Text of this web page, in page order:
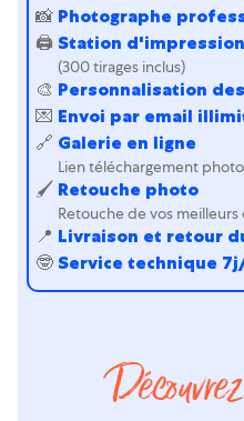
📸 Photographe
🖨 Station d'impression
(300 tirages inclus)
🎨 Personnalisation
💌 Envoi par email
🔗 Galerie en ligne
Lien téléchargement
🖌 Retouche photo
Retouche de vos
📍️ Livraison et retour
🤓 Service technique